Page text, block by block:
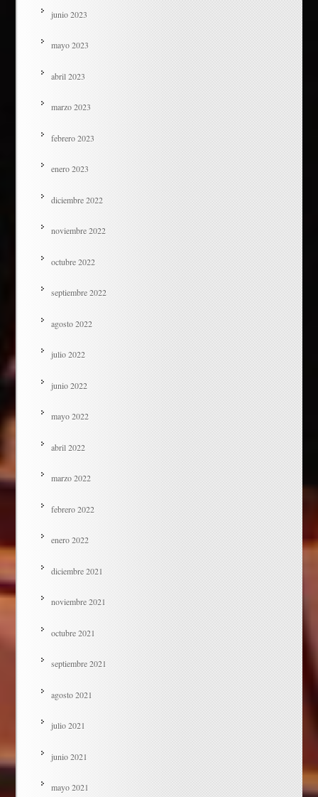
junio 2023
mayo 2023
abril 2023
marzo 2023
febrero 2023
enero 2023
diciembre 2022
noviembre 2022
octubre 2022
septiembre 2022
agosto 2022
julio 2022
junio 2022
mayo 2022
abril 2022
marzo 2022
febrero 2022
enero 2022
diciembre 2021
noviembre 2021
octubre 2021
septiembre 2021
agosto 2021
julio 2021
junio 2021
mayo 2021